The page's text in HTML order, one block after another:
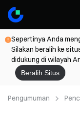
Sepertinya Anda
Silakan beralih ke
didukung di wilayah
Beralih Situs
Pengumuman